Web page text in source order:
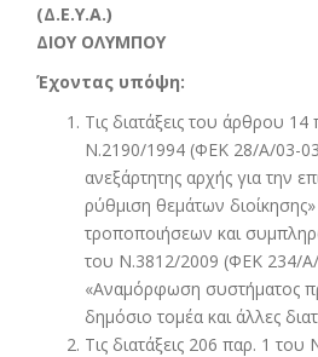
(Δ.Ε.Υ.Α.)
ΔΙΟΥ ΟΛΥΜΠΟΥ
Έχοντας υπόψη:
Τις διατάξεις του άρθρου
Ν.2190/1994 (ΦΕΚ 28/Α/03-
ανεξάρτητης αρχής για την
ρύθμιση θεμάτων
τροποποιήσεων και
του Ν.3812/2009 (ΦΕΚ 234/
«Αναμόρφωση συστήματος
δημόσιο τομέα και άλλες
Τις διατάξεις 206 παρ. 1